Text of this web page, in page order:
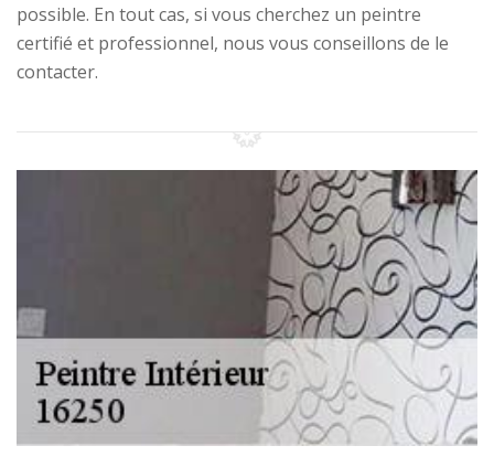
possible. En tout cas, si vous cherchez un peintre
certifié et professionnel, nous vous conseillons de le
contacter.